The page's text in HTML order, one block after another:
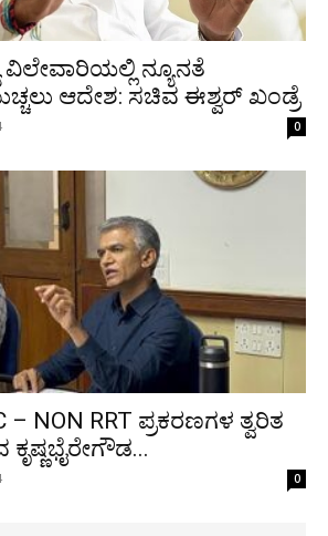
ವಿಲೇವಾರಿಯಲ್ಲಿ ನ್ಯೂನತೆ
ಆದೇಶ: ಸಚಿವ ಈಶ್ವರ್ ಖಂಡ್ರೆ
0
– NON RRT ಪ್ರಕರಣಗಳ ತ್ವರಿತ
0